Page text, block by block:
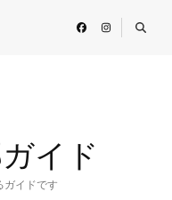
イド
ガイドです